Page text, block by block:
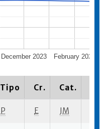
December 2023 February 2024
Tipo Cr. Cat.
P E JM